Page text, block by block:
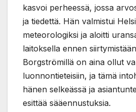
kasvoi perheessä, jossa
ja tiedettä. Hän valmistui
meteorologiksi ja aloitti
laitoksella ennen
Borgströmillä on aina ollut
luonnontieteisiin, ja tämä
hänen selkeässä ja
esittää sääennustuksia.